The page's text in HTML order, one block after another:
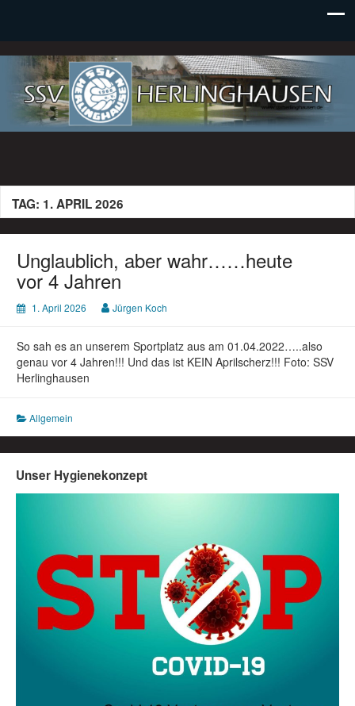
SSV Herlinghausen e. V.
TAG: 1. APRIL 2026
Unglaublich, aber wahr……heute
vor 4 Jahren
1. April 2026 Jürgen Koch
So sah es an unserem Sportplatz aus am 01.04.2022…..also
genau vor 4 Jahren!!! Und das ist KEIN Aprilscherz!!! Foto: SSV
Herlinghausen
Allgemein
Unser Hygienekonzept